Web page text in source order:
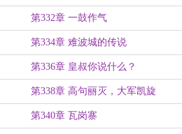
第332章 一鼓作气
第334章 难波城的传说
第336章 皇叔你说什么？
第338章 高句丽灭，大军凯旋
第340章 瓦岗寨